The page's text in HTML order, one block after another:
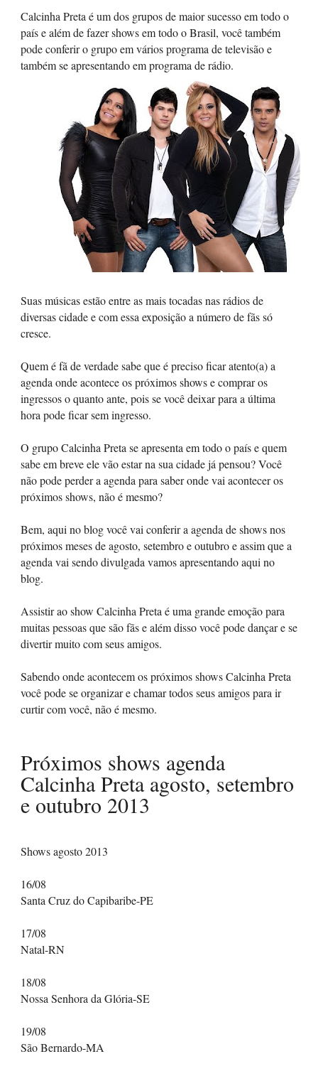
Calcinha Preta é um dos grupos de maior sucesso em todo o
país e além de fazer shows em todo o Brasil, você também
pode conferir o grupo em vários programa de televisão e
também se apresentando em programa de rádio.
Suas músicas estão entre as mais tocadas nas rádios de
diversas cidade e com essa exposição a número de fãs só
cresce.
Quem é fã de verdade sabe que é preciso ficar atento(a) a
agenda onde acontece os próximos shows e comprar os
ingressos o quanto ante, pois se você deixar para a última
hora pode ficar sem ingresso.
O grupo Calcinha Preta se apresenta em todo o país e quem
sabe em breve ele vão estar na sua cidade já pensou? Você
não pode perder a agenda para saber onde vai acontecer os
próximos shows, não é mesmo?
Bem, aqui no blog você vai conferir a agenda de shows nos
próximos meses de agosto, setembro e outubro e assim que a
agenda vai sendo divulgada vamos apresentando aqui no
blog.
Assistir ao show Calcinha Preta é uma grande emoção para
muitas pessoas que são fãs e além disso você pode dançar e se
divertir muito com seus amigos.
Sabendo onde acontecem os próximos shows Calcinha Preta
você pode se organizar e chamar todos seus amigos para ir
curtir com você, não é mesmo.
Próximos shows agenda
Calcinha Preta agosto, setembro
e outubro 2013
Shows agosto 2013
16/08
Santa Cruz do Capibaribe-PE
17/08
Natal-RN
18/08
Nossa Senhora da Glória-SE
19/08
São Bernardo-MA